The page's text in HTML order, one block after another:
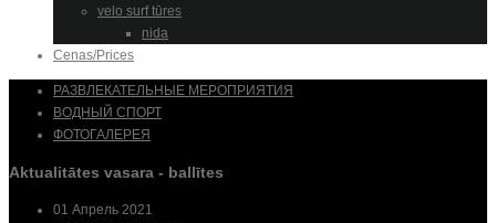
velo surf tūres
nida
Cenas/Prices
РАЗВЛЕКАТЕЛЬНЫЕ МЕРОПРИЯТИЯ
ВОДНЫЙ СПОРТ
ФОТОГАЛЕРЕЯ
Aktualitātes vasara - ballītes
01 Апрель 2021